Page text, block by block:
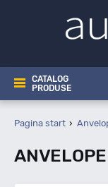
CATALOG
PRODUSE
Pagina start